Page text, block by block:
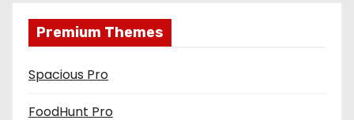
Premium Themes
Spacious Pro
FoodHunt Pro